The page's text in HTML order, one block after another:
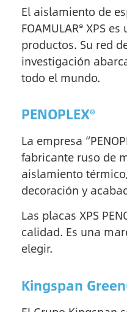
El aislamiento de
FOAMULAR® XPS
productos. Su red
investigación
todo el mundo.
PENOPLEX®
La empresa
fabricante ruso de
aislamiento
decoración y
Las placas XPS
calidad. Es una
elegir.
Kingspan